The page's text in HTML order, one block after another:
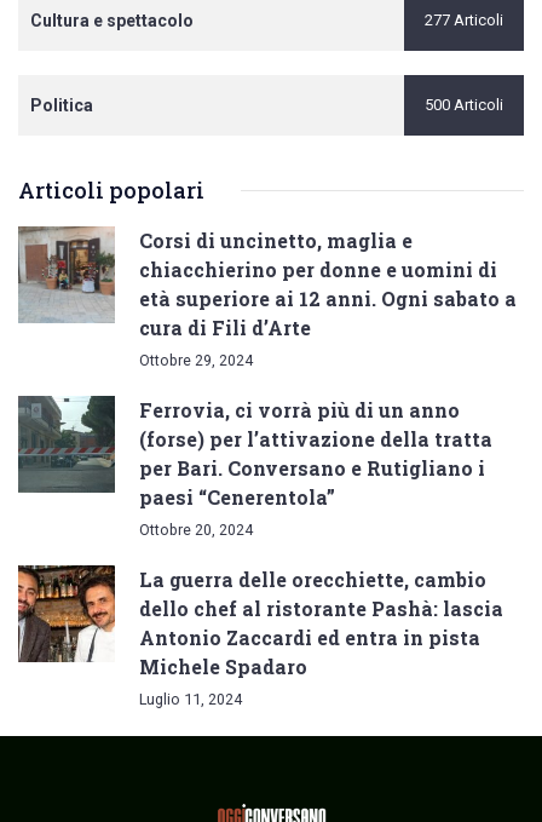
Cultura e spettacolo 277 Articoli
Politica 500 Articoli
Articoli popolari
Corsi di uncinetto, maglia e
chiacchierino per donne e uomini di
età superiore ai 12 anni. Ogni sabato a
cura di Fili d’Arte
Ottobre 29, 2024
Ferrovia, ci vorrà più di un anno
(forse) per l’attivazione della tratta
per Bari. Conversano e Rutigliano i
paesi “Cenerentola”
Ottobre 20, 2024
La guerra delle orecchiette, cambio
dello chef al ristorante Pashà: lascia
Antonio Zaccardi ed entra in pista
Michele Spadaro
Luglio 11, 2024